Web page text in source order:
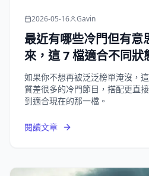
2026-05-16 Gavin
最近有哪些冷門但有意
來，這 7 檔適合不同狀
如果你不想再被泛泛榜單淹沒，
質差很多的冷門節目，搭配更直
到適合現在的那一檔。
閱讀文章